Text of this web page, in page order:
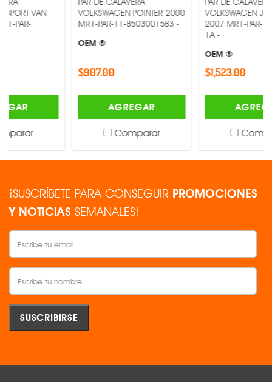
VOLKSWAGEN POINTER 2000
MR1-PAR-11-B5030015B3 -
AGREGAR
Comparar
VOLKSWAGEN JETTA 2004-
2007 MR1-PAR-11-5947-B1-
AGREGAR
Comparar
¡SUSCRÍBETE PARA CONSEGUIR PROMOCIONES
Y NOTICIAS SEMANALES!